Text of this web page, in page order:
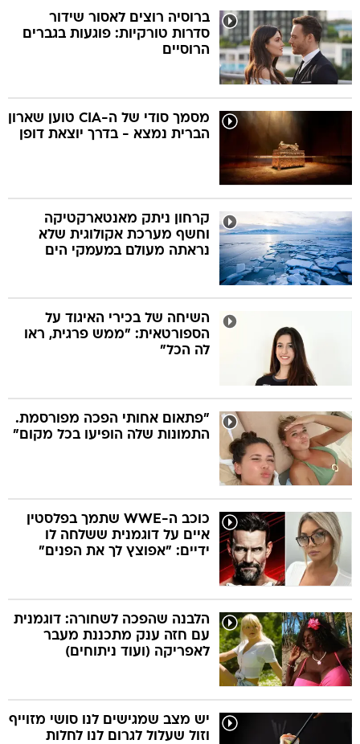
ברוסיה רוצים לאסור שידור
סדרות טורקיות: פוגעות בגברים
הרוסיים
מסמך סודי של ה-CIA טוען שארון
הברית נמצא - בדרך יוצאת דופן
קרחון ניתק מאנטארקטיקה
וחשף מערכת אקולוגית שלא
נראתה מעולם במעמקי הים
השיחה של בכירי האיגוד על
הספורטאית: "ממש פרגית, ראו
לה הכל"
"פתאום אחותי הפכה מפורסמת.
התמונות שלה הופיעו בכל מקום"
כוכב ה-WWE שתמך בפלסטין
איים על דוגמנית ששלחה לו
ידיים: "אפוצץ לך את הפנים"
הלבנה שהפכה לשחורה: דוגמנית
עם חזה ענק מתכננת מעבר
לאפריקה (ועוד ניתוחים)
יש מצב שמגישים לנו סושי מזוייף
וזול שעלול לגרום לנו לחלות